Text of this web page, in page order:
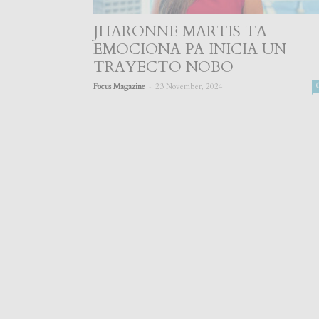
JHARONNE MARTIS TA
EMOCIONA PA INICIA UN
TRAYECTO NOBO
Focus Magazine 23 November, 2024 0